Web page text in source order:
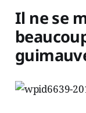
Il ne se